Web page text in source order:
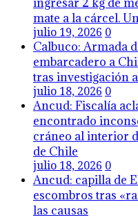
mate a la cárcel.
julio 19, 2026 0
Calbuco: Armada
embarcadero a
tras investigación
julio 18, 2026 0
Ancud: Fiscalía
encontrado
cráneo al interior
de Chile
julio 18, 2026 0
Ancud: capilla de
escombros tras
las causas